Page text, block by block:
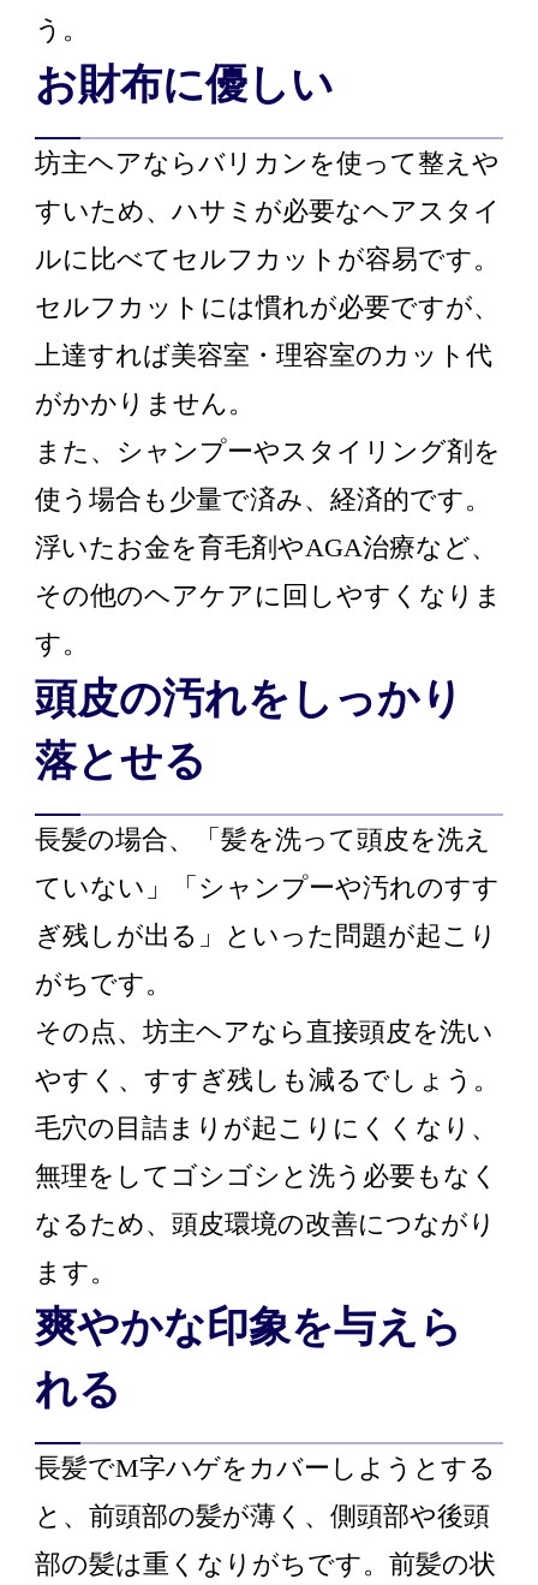
う。
お財布に優しい
坊主ヘアならバリカンを使って整えや
すいため、ハサミが必要なヘアスタイ
ルに比べてセルフカットが容易です。
セルフカットには慣れが必要ですが、
上達すれば美容室・理容室のカット代
がかかりません。
また、シャンプーやスタイリング剤を
使う場合も少量で済み、経済的です。
浮いたお金を育毛剤やAGA治療など、
その他のヘアケアに回しやすくなりま
す。
頭皮の汚れをしっかり
落とせる
長髪の場合、「髪を洗って頭皮を洗え
ていない」「シャンプーや汚れのすす
ぎ残しが出る」といった問題が起こり
がちです。
その点、坊主ヘアなら直接頭皮を洗い
やすく、すすぎ残しも減るでしょう。
毛穴の目詰まりが起こりにくくなり、
無理をしてゴシゴシと洗う必要もなく
なるため、頭皮環境の改善につながり
ます。
爽やかな印象を与えら
れる
長髪でM字ハゲをカバーしようとする
と、前頭部の髪が薄く、側頭部や後頭
部の髪は重くなりがちです。前髪の状